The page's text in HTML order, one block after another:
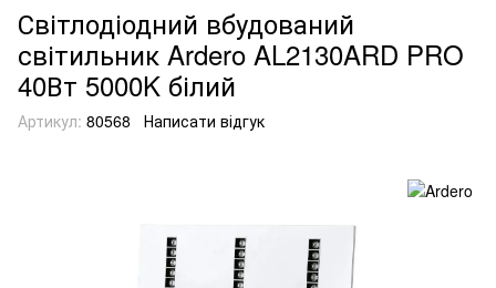
Світлодіодний вбудований
світильник Ardero AL2130ARD PRO
40Вт 5000K білий
Артикул: 80568 Написати відгук